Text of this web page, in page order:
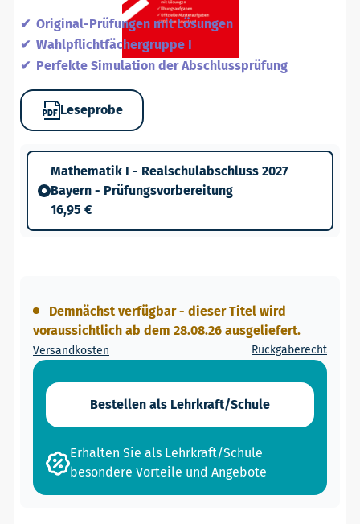
Original-Prüfungen mit Lösungen
Wahlpflichtfächergruppe I
Perfekte Simulation der Abschlussprüfung
Leseprobe
Mathematik I - Realschulabschluss 2027
Bayern - Prüfungsvorbereitung
16,95 €
Demnächst verfügbar - dieser Titel wird
voraussichtlich ab dem 28.08.26 ausgeliefert.
Versandkosten Rückgaberecht
Bestellen als Lehrkraft/Schule
Erhalten Sie als Lehrkraft/Schule
besondere Vorteile und Angebote